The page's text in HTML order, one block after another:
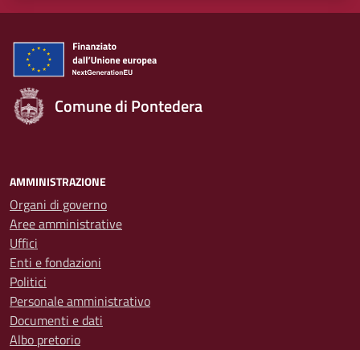
Comune di Pontedera
AMMINISTRAZIONE
Organi di governo
Aree amministrative
Uffici
Enti e fondazioni
Politici
Personale amministrativo
Documenti e dati
Albo pretorio